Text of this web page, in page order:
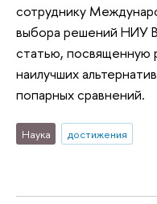
сотруднику
выбора решений НИУ
статью, посвященную
наилучших
попарных сравнений.
Наука достижения